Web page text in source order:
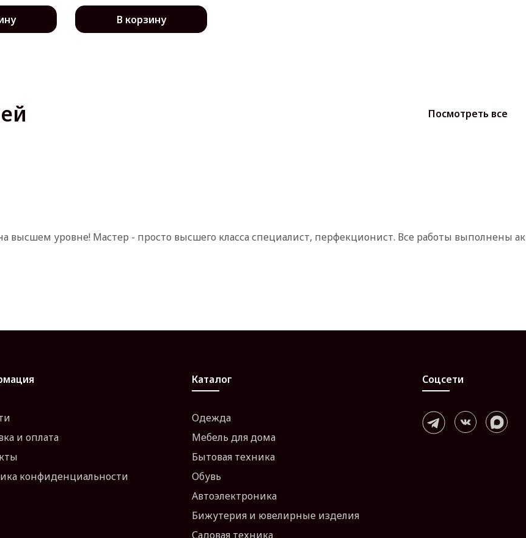
В корзину
Посмотреть все
высшем уровне! Мастер - просто высшего класса специалист, перфекционист. Все работы
и оплата
конфиденциальности
Каталог
Одежда
Мебель для дома
Бытовая техника
Обувь
Автоэлектроника
Бижутерия и ювелирные изделия
Садовая техника
Соцсети